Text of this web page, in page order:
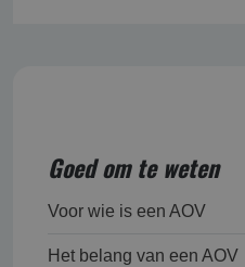
Goed om te weten
Voor wie is een AOV
Het belang van een AOV